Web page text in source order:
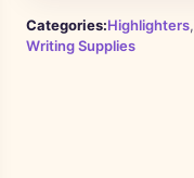
Categories:Highlighters,
Writing Supplies